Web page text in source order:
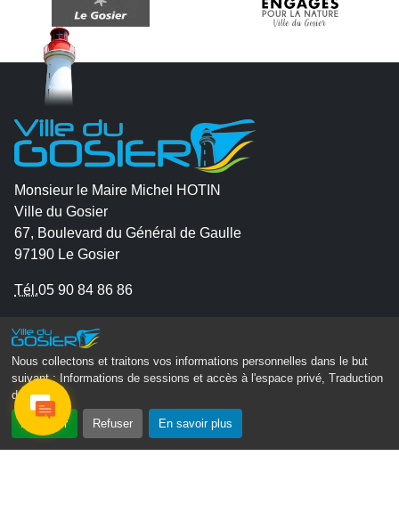
Nous collectons et traitons vos informations personnelles dans le but
suivant :
Informations de sessions et accès à l'espace privé, Traduction
des pages .
Accepter Refuser En savoir plus
Monsieur le Maire Michel HOTIN
Ville du Gosier
67, Boulevard du Général de Gaulle
97190 Le Gosier
Tél.05 90 84 86 86
Envoyer un email
Contacter la P.R.A.D.A
Contactez le délégué à la protection des données
personnelles - D.P.O
Suivez-nous